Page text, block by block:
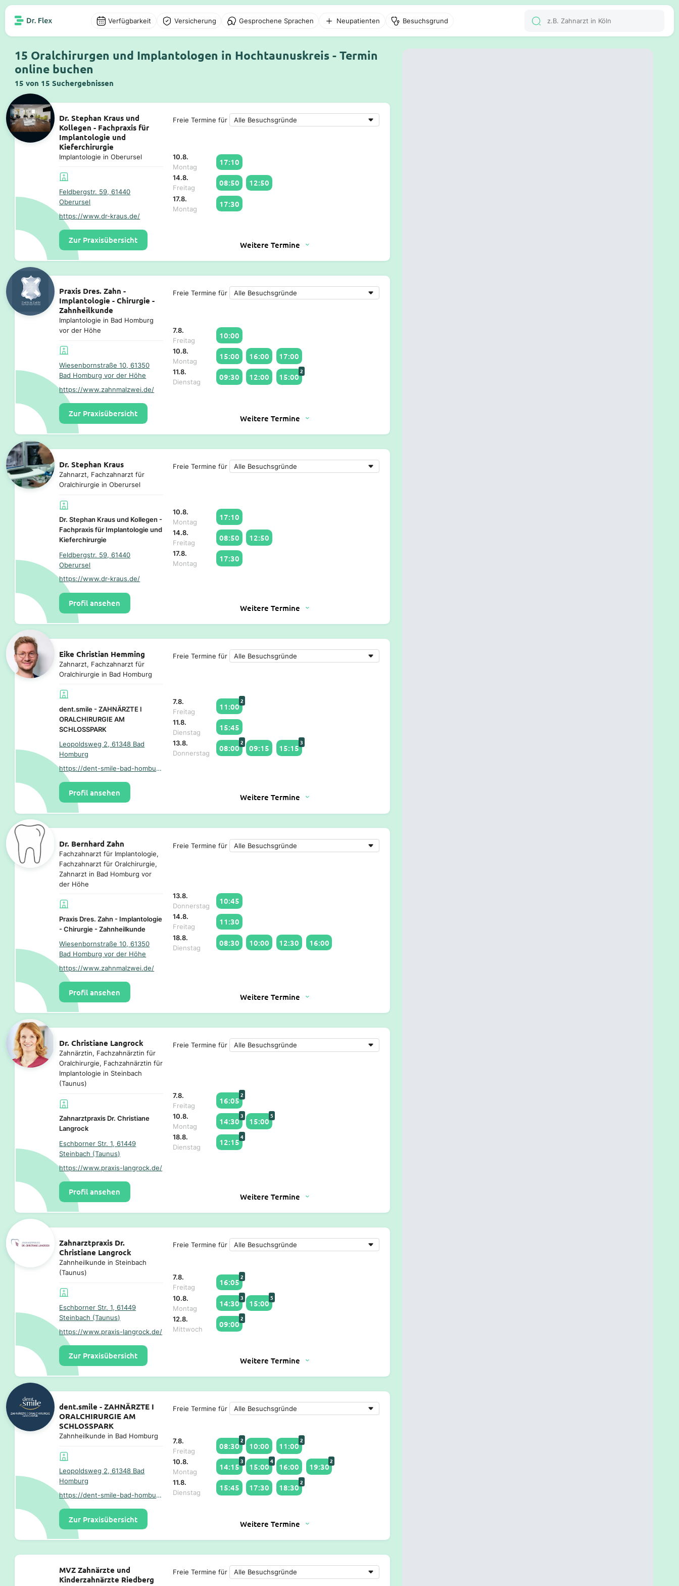
Verfügbarkeit Versicherung Gesprochene Sprachen Neupatienten Besuchsgrund
15 Oralchirurgen und Implantologen in Hochtaunuskreis - Termin
online buchen
15 von 15 Suchergebnissen
Dr. Stephan Kraus und
Kollegen - Fachpraxis für
Implantologie und
Kieferchirurgie
Implantologie in Oberursel
Feldbergstr. 59, 61440
Oberursel
https://www.dr-kraus.de/
Zur Praxisübersicht
Freie Termine für
10.8.
Montag
17:10
14.8.
Freitag
08:50 12:50
17.8.
Montag
17:30
Weitere Termine
Praxis Dres. Zahn -
Implantologie - Chirurgie -
Zahnheilkunde
Implantologie in Bad Homburg
vor der Höhe
Wiesenbornstraße 10, 61350
Bad Homburg vor der Höhe
https://www.zahnmalzwei.de/
Zur Praxisübersicht
Freie Termine für
7.8.
Freitag
10:00
10.8.
Montag
15:00 16:00 17:00
11.8.
Dienstag
09:30 12:00 15:00
2
Weitere Termine
Dr. Stephan Kraus
Zahnarzt, Fachzahnarzt für
Oralchirurgie in Oberursel
Dr. Stephan Kraus und Kollegen -
Fachpraxis für Implantologie und
Kieferchirurgie
Feldbergstr. 59, 61440
Oberursel
https://www.dr-kraus.de/
Profil ansehen
Freie Termine für
10.8.
Montag
17:10
14.8.
Freitag
08:50 12:50
17.8.
Montag
17:30
Weitere Termine
Eike Christian Hemming
Zahnarzt, Fachzahnarzt für
Oralchirurgie in Bad Homburg
dent.smile - ZAHNÄRZTE I
ORALCHIRURGIE AM
SCHLOSSPARK
Leopoldsweg 2, 61348 Bad
Homburg
https://dent-smile-bad-homburg.de/
Profil ansehen
Freie Termine für
7.8.
Freitag
11:00
2
11.8.
Dienstag
15:45
13.8.
Donnerstag
08:00
2
09:15 15:15
3
Weitere Termine
Dr. Bernhard Zahn
Fachzahnarzt für Implantologie,
Fachzahnarzt für Oralchirurgie,
Zahnarzt in Bad Homburg vor
der Höhe
Praxis Dres. Zahn - Implantologie
- Chirurgie - Zahnheilkunde
Wiesenbornstraße 10, 61350
Bad Homburg vor der Höhe
https://www.zahnmalzwei.de/
Profil ansehen
Freie Termine für
13.8.
Donnerstag
10:45
14.8.
Freitag
11:30
18.8.
Dienstag
08:30 10:00 12:30 16:00
Weitere Termine
Dr. Christiane Langrock
Zahnärztin, Fachzahnärztin für
Oralchirurgie, Fachzahnärztin für
Implantologie in Steinbach
(Taunus)
Zahnarztpraxis Dr. Christiane
Langrock
Eschborner Str. 1, 61449
Steinbach (Taunus)
https://www.praxis-langrock.de/
Profil ansehen
Freie Termine für
7.8.
Freitag
16:05
2
10.8.
Montag
14:30
3
15:00
5
18.8.
Dienstag
12:15
4
Weitere Termine
Zahnarztpraxis Dr.
Christiane Langrock
Zahnheilkunde in Steinbach
(Taunus)
Eschborner Str. 1, 61449
Steinbach (Taunus)
https://www.praxis-langrock.de/
Zur Praxisübersicht
Freie Termine für
7.8.
Freitag
16:05
2
10.8.
Montag
14:30
3
15:00
5
12.8.
Mittwoch
09:00
2
Weitere Termine
dent.smile - ZAHNÄRZTE I
ORALCHIRURGIE AM
SCHLOSSPARK
Zahnheilkunde in Bad Homburg
Leopoldsweg 2, 61348 Bad
Homburg
https://dent-smile-bad-homburg.de/
Zur Praxisübersicht
Freie Termine für
7.8.
Freitag
08:30
2
10:00 11:00
2
10.8.
Montag
14:15
3
15:00
4
16:00 19:30
2
11.8.
Dienstag
15:45 17:30 18:30
2
Weitere Termine
MVZ Zahnärzte und
Kinderzahnärzte Riedberg
Freie Termine für